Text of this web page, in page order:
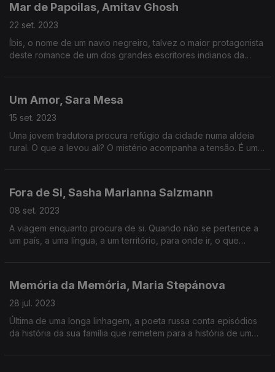
Mar de Papoilas, Amitav Ghosh
22 set. 2023
Íbis, o nome de um navio negreiro, talvez o maior protagonista
deste romance de um dos grandes escritores indianos da
Um Amor, Sara Mesa
15 set. 2023
Uma jovem tradutora procura refúgio da cidade numa aldeia
rural. O que a levou ali? O mistério acompanha a tensão. É uma
Fora de Si, Sasha Marianna Salzmann
08 set. 2023
A viagem enquanto procura de si. Quando não se pertence a
um país, a uma língua, a um território, para onde ir, o que
Memória da Memória, Maria Stepánova
28 jul. 2023
Última de uma longa linhagem, a poeta russa conta episódios
da história da sua família que remetem para a história de um